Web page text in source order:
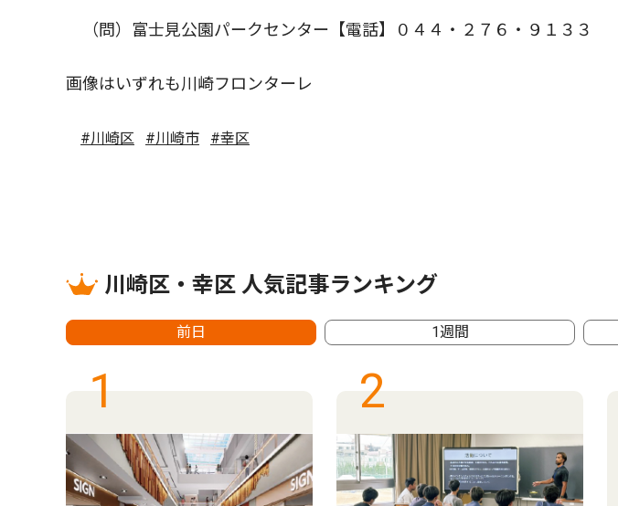
（問）富士見公園パークセンター【電話】０４４・２７６・９１３３
画像はいずれも川崎フロンターレ
#川崎区 #川崎市 #幸区
川崎区・幸区 人気記事ランキング
前日 1週間
1 2